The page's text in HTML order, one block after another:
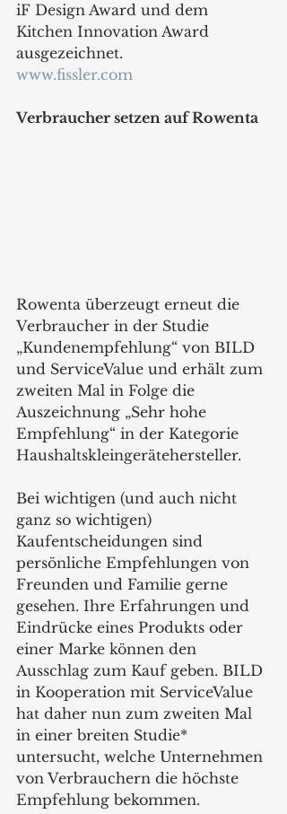
iF Design Award und dem
Kitchen Innovation Award
ausgezeichnet.
www.fissler.com
Verbraucher setzen auf Rowenta
Rowenta überzeugt erneut die
Verbraucher in der Studie
„Kundenempfehlung“ von BILD
und ServiceValue und erhält zum
zweiten Mal in Folge die
Auszeichnung „Sehr hohe
Empfehlung“ in der Kategorie
Haushaltskleingerätehersteller.
Bei wichtigen (und auch nicht
ganz so wichtigen)
Kaufentscheidungen sind
persönliche Empfehlungen von
Freunden und Familie gerne
gesehen. Ihre Erfahrungen und
Eindrücke eines Produkts oder
einer Marke können den
Ausschlag zum Kauf geben. BILD
in Kooperation mit ServiceValue
hat daher nun zum zweiten Mal
in einer breiten Studie*
untersucht, welche Unternehmen
von Verbrauchern die höchste
Empfehlung bekommen.